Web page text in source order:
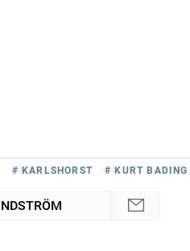
# KARLSHORST # KURT BADING